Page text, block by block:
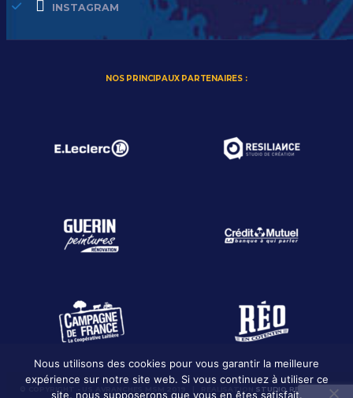
INSTAGRAM
NOS PRINCIPAUX PARTENAIRES :
STUDIO RESILIANCE
Nous utilisons des cookies pour vous garantir la meilleure
expérience sur notre site web. Si vous continuez à utiliser ce
site, nous supposerons que vous en êtes satisfait.